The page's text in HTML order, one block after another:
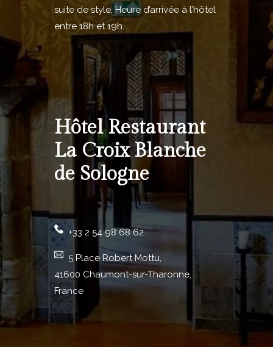
suite de style. Heure d’arrivée à l’hôtel
entre 18h et 19h.
Hôtel Restaurant
La Croix Blanche
de Sologne
+33 2 54 98 68 62
5 Place Robert Mottu,
41600 Chaumont-sur-Tharonne,
France